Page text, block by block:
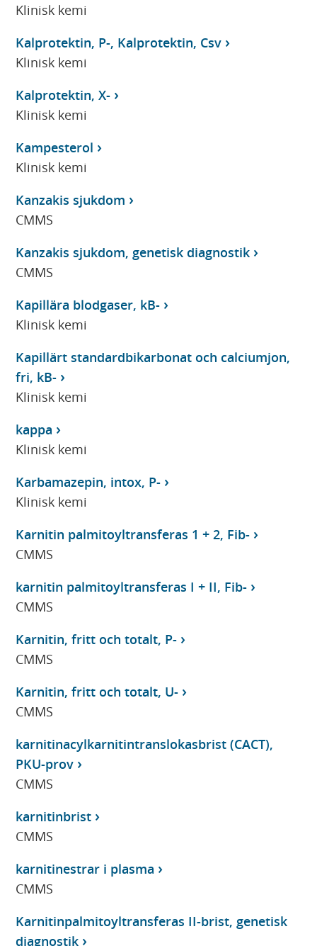
Klinisk kemi
Kalprotektin, P-, Kalprotektin, Csv
Klinisk kemi
Kalprotektin, X-
Klinisk kemi
Kampesterol
Klinisk kemi
Kanzakis sjukdom
CMMS
Kanzakis sjukdom, genetisk diagnostik
CMMS
Kapillära blodgaser, kB-
Klinisk kemi
Kapillärt standardbikarbonat och calciumjon,
fri, kB-
Klinisk kemi
kappa
Klinisk kemi
Karbamazepin, intox, P-
Klinisk kemi
Karnitin palmitoyltransferas 1 + 2, Fib-
CMMS
karnitin palmitoyltransferas I + II, Fib-
CMMS
Karnitin, fritt och totalt, P-
CMMS
Karnitin, fritt och totalt, U-
CMMS
karnitinacylkarnitintranslokasbrist (CACT),
PKU-prov
CMMS
karnitinbrist
CMMS
karnitinestrar i plasma
CMMS
Karnitinpalmitoyltransferas II-brist, genetisk
diagnostik